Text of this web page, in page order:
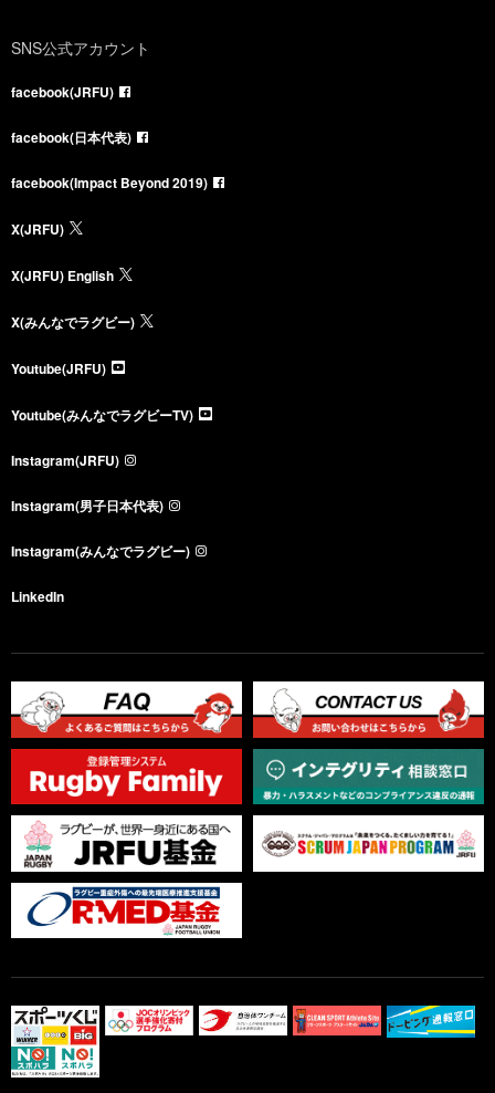
SNS公式アカウント
facebook(JRFU)
facebook(日本代表)
facebook(Impact Beyond 2019)
X(JRFU)
X(JRFU) English
X(みんなでラグビー)
Youtube(JRFU)
Youtube(みんなでラグビーTV)
Instagram(JRFU)
Instagram(男子日本代表)
Instagram(みんなでラグビー)
LinkedIn